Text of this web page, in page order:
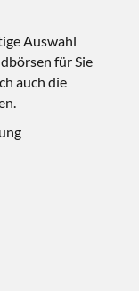
Auswahl
für Sie
auch die